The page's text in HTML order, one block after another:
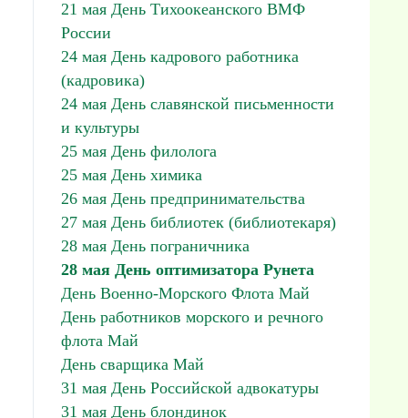
21 мая День Тихоокеанского ВМФ
России
24 мая День кадрового работника
(кадровика)
24 мая День славянской письменности
и культуры
25 мая День филолога
25 мая День химика
26 мая День предпринимательства
27 мая День библиотек (библиотекаря)
28 мая День пограничника
28 мая День оптимизатора Рунета
День Военно-Морского Флота Май
День работников морского и речного
флота Май
День сварщика Май
31 мая День Российской адвокатуры
31 мая День блондинок